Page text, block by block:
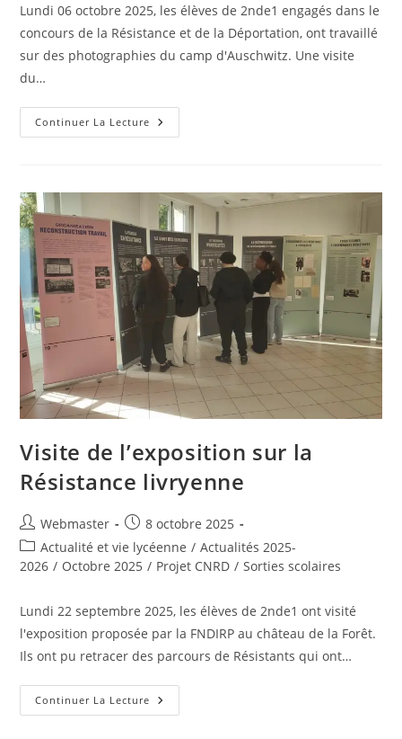
Lundi 06 octobre 2025, les élèves de 2nde1 engagés dans le
concours de la Résistance et de la Déportation, ont travaillé
sur des photographies du camp d'Auschwitz. Une visite
du…
Continuer La Lecture Atelier
Images
La
Shoah
Paris
Visite de l’exposition sur la
Résistance livryenne
Auteur/autrice
de
la
Webmaster
Publication
publiée :
8 octobre 2025
Post
category:
Actualité et vie lycéenne / Actualités 2025-
2026 / Octobre 2025 / Projet CNRD / Sorties scolaires
Lundi 22 septembre 2025, les élèves de 2nde1 ont visité
l'exposition proposée par la FNDIRP au château de la Forêt.
Ils ont pu retracer des parcours de Résistants qui ont…
Continuer La Lecture Visite
De